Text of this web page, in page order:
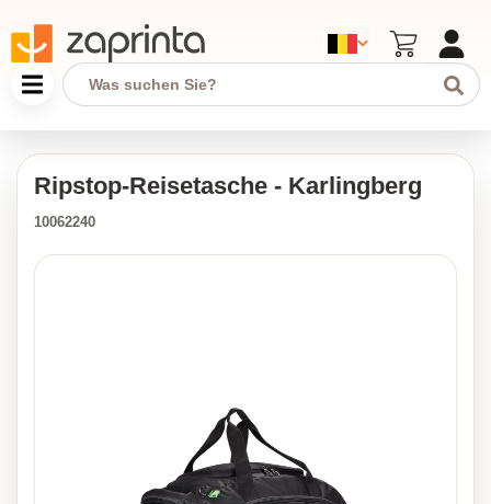
Ripstop-Reisetasche - Karlingberg
10062240